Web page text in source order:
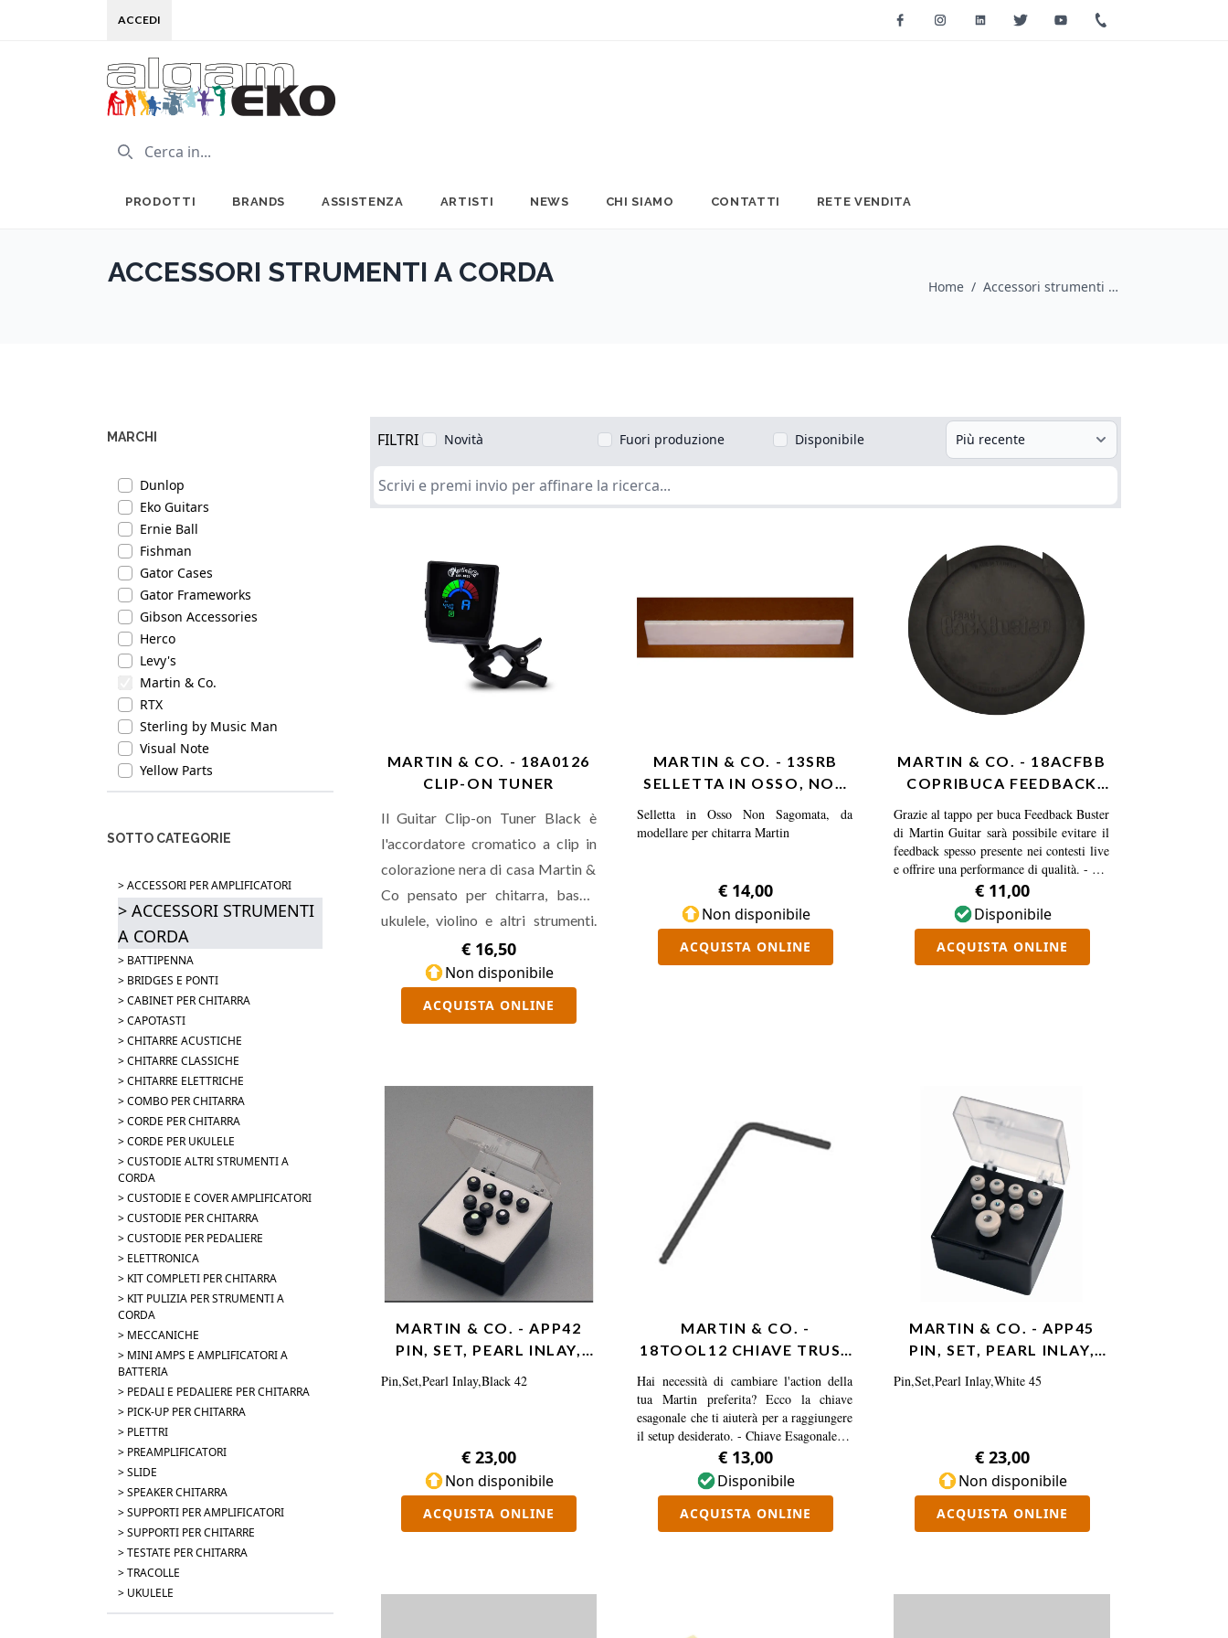
ACCEDI FacebookInstagramLinkedinTwitter Youtube
PRODOTTI BRANDS ASSISTENZA ARTISTI NEWS CHI SIAMO CONTATTI RETE VENDITA
ACCESSORI STRUMENTI A CORDA Home / Accessori strumenti a corda
MARCHI
Dunlop
Eko Guitars
Ernie Ball
Fishman
Gator Cases
Gator Frameworks
Gibson Accessories
Herco
Levy's
Martin & Co.
RTX
Sterling by Music Man
Visual Note
Yellow Parts
SOTTO CATEGORIE
> ACCESSORI PER AMPLIFICATORI
> ACCESSORI STRUMENTI
A CORDA
> BATTIPENNA
> BRIDGES E PONTI
> CABINET PER CHITARRA
> CAPOTASTI
> CHITARRE ACUSTICHE
> CHITARRE CLASSICHE
> CHITARRE ELETTRICHE
> COMBO PER CHITARRA
> CORDE PER CHITARRA
> CORDE PER UKULELE
> CUSTODIE ALTRI STRUMENTI A
CORDA
> CUSTODIE E COVER AMPLIFICATORI
> CUSTODIE PER CHITARRA
> CUSTODIE PER PEDALIERE
> ELETTRONICA
> KIT COMPLETI PER CHITARRA
> KIT PULIZIA PER STRUMENTI A
CORDA
> MECCANICHE
> MINI AMPS E AMPLIFICATORI A
BATTERIA
> PEDALI E PEDALIERE PER CHITARRA
> PICK-UP PER CHITARRA
> PLETTRI
> PREAMPLIFICATORI
> SLIDE
> SPEAKER CHITARRA
> SUPPORTI PER AMPLIFICATORI
> SUPPORTI PER CHITARRE
> TESTATE PER CHITARRA
> TRACOLLE
> UKULELE
FILTRI Novità Fuori produzione Disponibile
MARTIN & CO. - 18A0126
CLIP-ON TUNER
Il Guitar Clip-on Tuner Black è
l'accordatore cromatico a clip in
colorazione nera di casa Martin &
Co pensato per chitarra, basso,
ukulele, violino e altri strumenti.
Offre un'accordatura molto
precisa grazie al comodo display
con rappresentati i centesimi, con
una gamma di frequenze che va dai
€ 16,50
Non disponibile
ACQUISTA ONLINE
MARTIN & CO. - 13SRB
SELLETTA IN OSSO, NON
Selletta in Osso Non Sagomata, da
modellare per chitarra Martin
€ 14,00
Non disponibile
ACQUISTA ONLINE
MARTIN & CO. - 18ACFBB
COPRIBUCA FEEDBACK
Grazie al tappo per buca Feedback Buster
di Martin Guitar sarà possibile evitare il
feedback spesso presente nei contesti live
e offrire una performance di qualità. - Per
chitarre con pickup sotto sella - 100 mm
€ 11,00
Disponibile
ACQUISTA ONLINE
MARTIN & CO. - APP42
PIN, SET, PEARL INLAY,
Pin,Set,Pearl Inlay,Black 42
€ 23,00
Non disponibile
ACQUISTA ONLINE
MARTIN & CO. -
18TOOL12 CHIAVE TRUSS
5MM
Hai necessità di cambiare l'action della
tua Martin preferita? Ecco la chiave
esagonale che ti aiuterà per a raggiungere
il setup desiderato. - Chiave Esagonale da
€ 13,00
Disponibile
ACQUISTA ONLINE
MARTIN & CO. - APP45
PIN, SET, PEARL INLAY,
Pin,Set,Pearl Inlay,White 45
€ 23,00
Non disponibile
ACQUISTA ONLINE